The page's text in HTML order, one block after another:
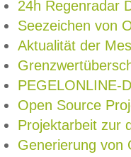
24h Regenradar
Seezeichen von
Aktualität der
PEGELONLINE-
Open Source
Projektarbeit zur
Generierung von